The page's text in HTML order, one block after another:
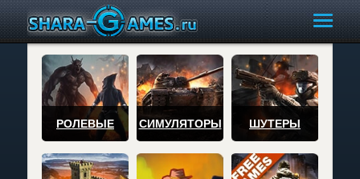
РОЛЕВЫЕ СИМУЛЯТОРЫ ШУТЕРЫ